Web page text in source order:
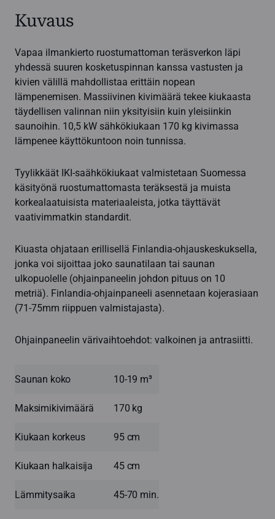
Kuvaus
Vapaa ilmankierto ruostumattoman teräsverkon läpi
yhdessä suuren kosketuspinnan kanssa vastusten ja
kivien välillä mahdollistaa erittäin nopean
lämpenemisen. Massiivinen kivimäärä tekee kiukaasta
täydellisen valinnan niin yksityisiin kuin yleisiinkin
saunoihin. 10,5 kW sähkökiukaan 170 kg kivimassa
lämpenee käyttökuntoon noin tunnissa.
Tyylikkäät IKI-saähkökiukaat valmistetaan Suomessa
käsityönä ruostumattomasta teräksestä ja muista
korkealaatuisista materiaaleista, jotka täyttävät
vaativimmatkin standardit.
Kiuasta ohjataan erillisellä Finlandia-ohjauskeskuksella,
jonka voi sijoittaa joko saunatilaan tai saunan
ulkopuolelle (ohjainpaneelin johdon pituus on 10
metriä). Finlandia-ohjainpaneeli asennetaan kojerasiaan
(71-75mm riippuen valmistajasta).
Ohjainpaneelin värivaihtoehdot: valkoinen ja antrasiitti.
Saunan koko 10-19 m³
Maksimikivimäärä 170 kg
Kiukaan korkeus 95 cm
Kiukaan halkaisija 45 cm
Lämmitysaika 45-70 min.